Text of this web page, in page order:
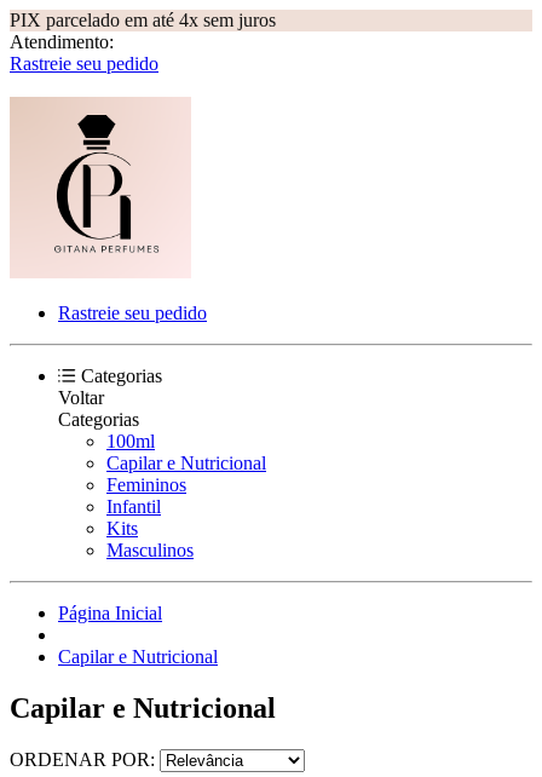
PIX parcelado em até 4x sem juros
Atendimento:
Rastreie seu pedido
Rastreie seu pedido
Categorias
Voltar
Categorias
100ml
Capilar e Nutricional
Femininos
Infantil
Kits
Masculinos
Página Inicial
Capilar e Nutricional
Capilar e Nutricional
ORDENAR POR: